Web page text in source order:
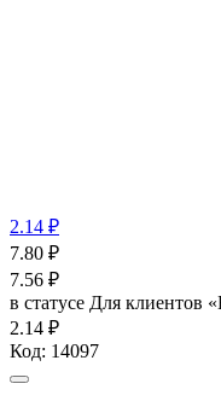
2.14 ₽
7.80 ₽
7.56 ₽
в статусе Для клиентов
2.14 ₽
Код: 14097